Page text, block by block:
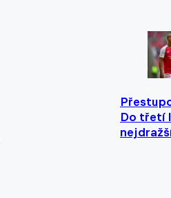
Do třetí